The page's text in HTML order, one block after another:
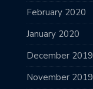
February 2020
January 2020
December 2019
November 2019